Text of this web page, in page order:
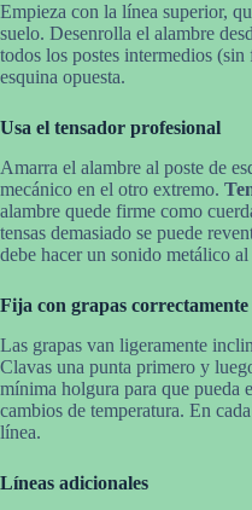
Empieza con la línea superior,
suelo. Desenrolla el alambre
todos los postes intermedios
esquina opuesta.
Usa el tensador profesional
Amarra el alambre al poste de
mecánico en el otro extremo.
alambre quede firme como
tensas demasiado se puede
debe hacer un sonido metálico
Fija con grapas correctamente
Las grapas van ligeramente
Clavas una punta primero y
mínima holgura para que pueda
cambios de temperatura. En
línea.
Líneas adicionales